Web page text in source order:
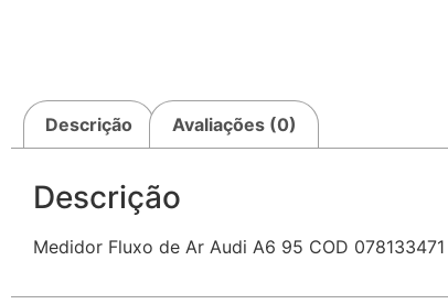
Descrição Avaliações (0)
Descrição
Medidor Fluxo de Ar Audi A6 95 COD